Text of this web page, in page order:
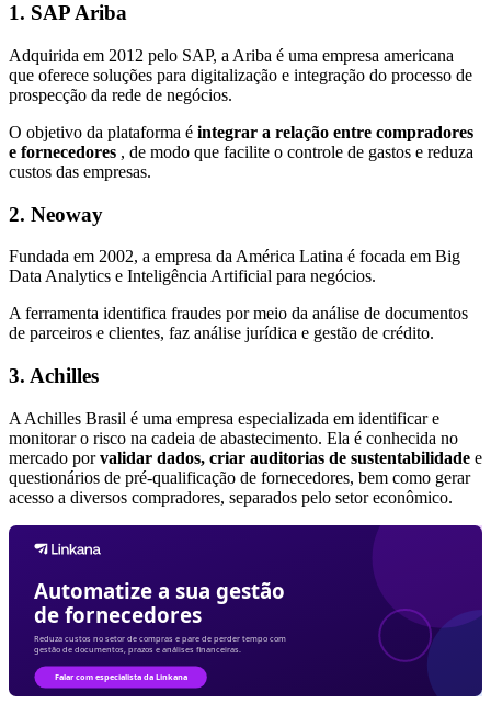
1. SAP Ariba
Adquirida em 2012 pelo SAP, a Ariba é uma empresa americana
que oferece soluções para digitalização e integração do processo de
prospecção da rede de negócios.
O objetivo da plataforma é integrar a relação entre compradores
e fornecedores , de modo que facilite o controle de gastos e reduza
custos das empresas.
2. Neoway
Fundada em 2002, a empresa da América Latina é focada em Big
Data Analytics e Inteligência Artificial para negócios.
A ferramenta identifica fraudes por meio da análise de documentos
de parceiros e clientes, faz análise jurídica e gestão de crédito.
3. Achilles
A Achilles Brasil é uma empresa especializada em identificar e
monitorar o risco na cadeia de abastecimento. Ela é conhecida no
mercado porvalidar dados, criar auditorias de sustentabilidade e
questionários de pré-qualificação de fornecedores, bem como gerar
acesso a diversos compradores, separados pelo setor econômico.